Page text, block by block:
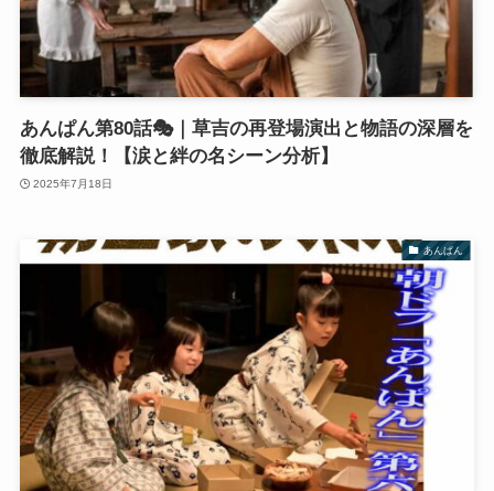
あんぱん第80話🎭｜草吉の再登場演出と物語の深層を
徹底解説！【涙と絆の名シーン分析】
2025年7月18日
あんぱん